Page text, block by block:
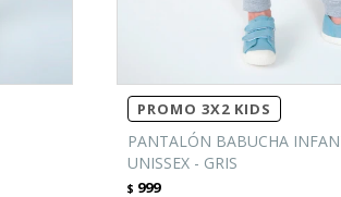
PROMO 3X2 KIDS
PANTALÓN BABUCHA
UNISSEX - GRIS
$ 999